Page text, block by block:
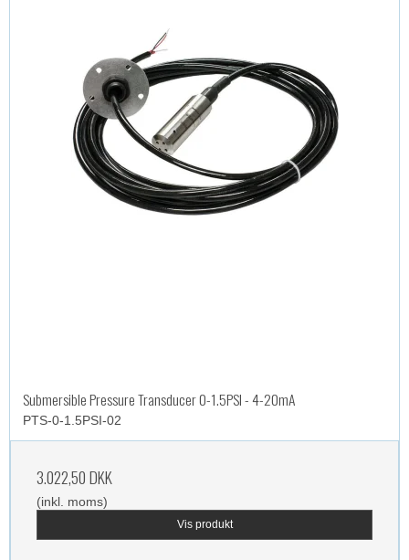
Submersible Pressure Transducer 0-1.5PSI - 4-20mA
PTS-0-1.5PSI-02
3.022,50 DKK
(inkl. moms)
Vis produkt